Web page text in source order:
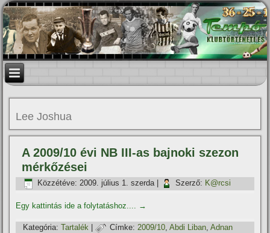
Lee Joshua
A 2009/10 évi NB III-as bajnoki szezon
mérkőzései
Közzétéve: 2009. július 1. szerda| Szerző: K@rcsi
Egy kattintás ide a folytatáshoz.... →
Kategória: Tartalék | Címke: 2009/10,Abdi Liban,Adnan